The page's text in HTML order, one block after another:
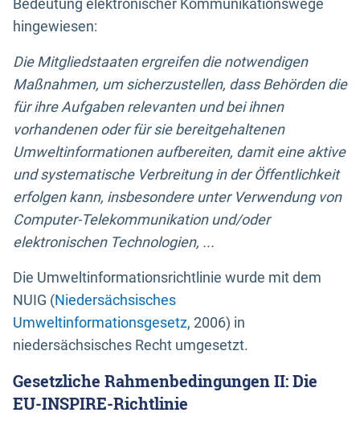
Bedeutung elektronischer Kommunikationswege
hingewiesen:
Die Mitgliedstaaten ergreifen die notwendigen
Maßnahmen, um sicherzustellen, dass Behörden die
für ihre Aufgaben relevanten und bei ihnen
vorhandenen oder für sie bereitgehaltenen
Umweltinformationen aufbereiten, damit eine aktive
und systematische Verbreitung in der Öffentlichkeit
erfolgen kann, insbesondere unter Verwendung von
Computer-Telekommunikation und/oder
elektronischen Technologien, ...
Die Umweltinformationsrichtlinie wurde mit dem
NUIG (Niedersächsisches
Umweltinformationsgesetz, 2006) in
niedersächsisches Recht umgesetzt.
Gesetzliche Rahmenbedingungen II: Die
EU-INSPIRE-Richtlinie